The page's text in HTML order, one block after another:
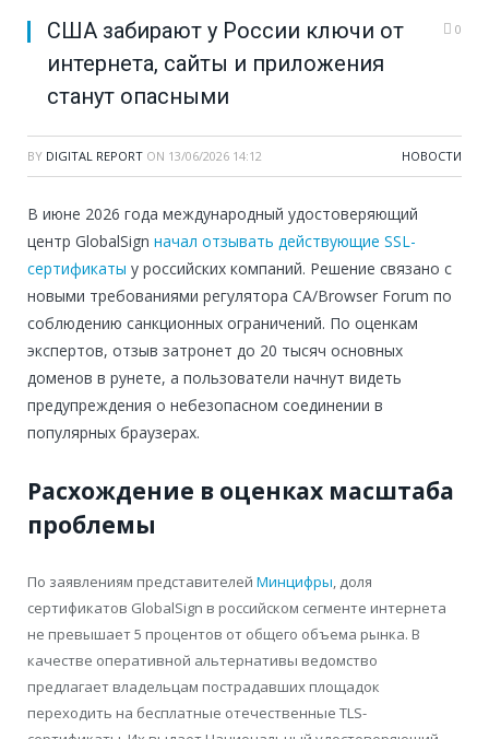
США забирают у России ключи от
интернета, сайты и приложения
станут опасными
0
BY DIGITAL REPORT ON 13/06/2026 14:12 НОВОСТИ
В июне 2026 года международный удостоверяющий
центр GlobalSign начал отзывать действующие SSL-
сертификаты у российских компаний. Решение связано с
новыми требованиями регулятора CA/Browser Forum по
соблюдению санкционных ограничений. По оценкам
экспертов, отзыв затронет до 20 тысяч основных
доменов в рунете, а пользователи начнут видеть
предупреждения о небезопасном соединении в
популярных браузерах.
Расхождение в оценках масштаба
проблемы
По заявлениям представителей Минцифры, доля
сертификатов GlobalSign в российском сегменте интернета
не превышает 5 процентов от общего объема рынка. В
качестве оперативной альтернативы ведомство
предлагает владельцам пострадавших площадок
переходить на бесплатные отечественные TLS-